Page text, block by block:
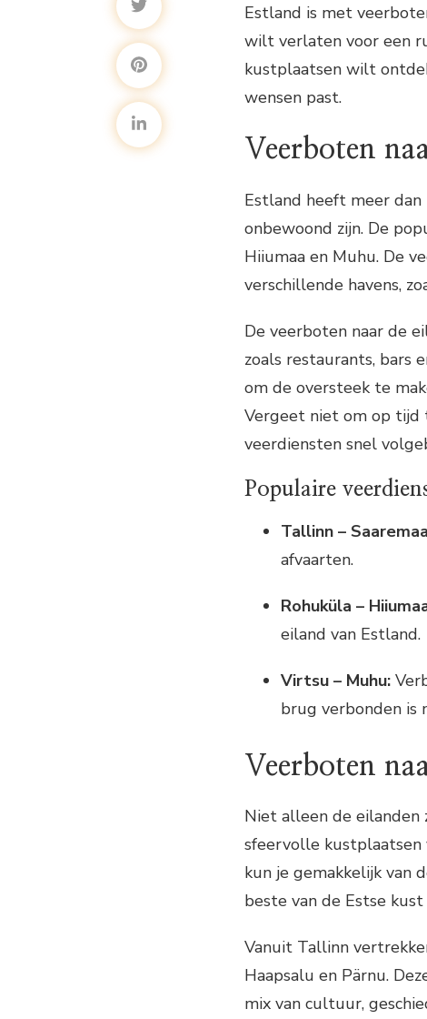
Estland is met
wilt verlaten voor een
kustplaatsen wilt
wensen past.
Veerboten
Estland heeft meer
onbewoond zijn. De
Hiiumaa en Muhu. De
verschillende havens,
De veerboten naar de
zoals restaurants, bars
om de oversteek te
Vergeet niet om op tijd
veerdiensten snel
Populaire
Tallinn –
afvaarten.
Rohuküla –
eiland van Estland.
Virtsu – Muhu:
brug verbonden is
Veerboten
Niet alleen de eilanden
sfeervolle kustplaatsen
kun je gemakkelijk van
beste van de Estse
Vanuit Tallinn
Haapsalu en Pärnu.
mix van cultuur,